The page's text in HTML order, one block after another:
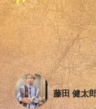
藤田 健太